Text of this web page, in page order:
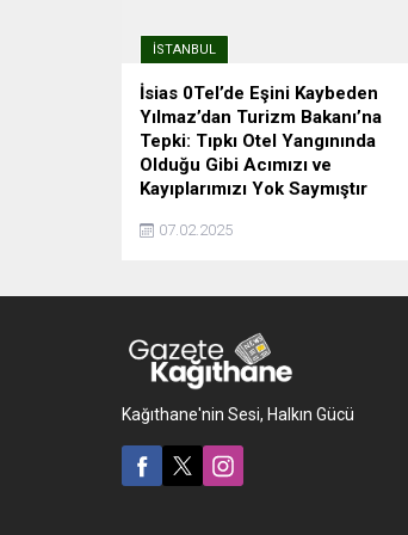
İSTANBUL
İsias 0Tel’de Eşini Kaybeden
Yılmaz’dan Turizm Bakanı’na
Tepki: Tıpkı Otel Yangınında
Olduğu Gibi Acımızı ve
Kayıplarımızı Yok Saymıştır
yıkılan Grand İsias Otel'de ömrünü
Kaboğlu, "Afet idaresi yasa önerisi
hazırladık, Meclis'e teslim ettik ...
07.02.2025
Kağıthane'nin Sesi, Halkın Gücü